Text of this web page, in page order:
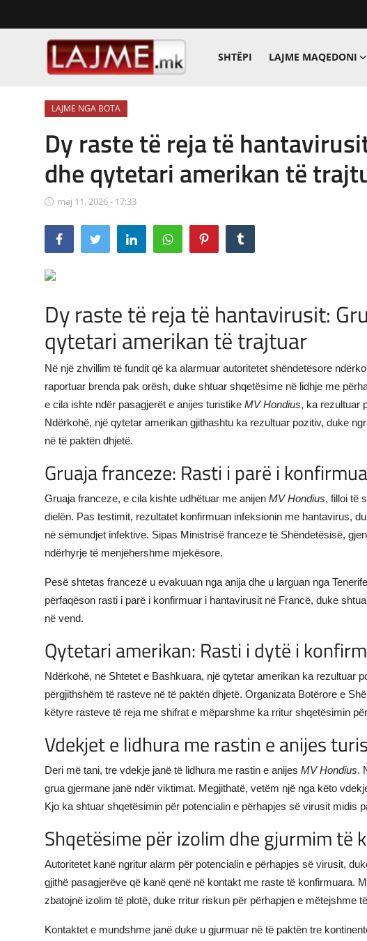
SHTËPI LAJME MAQEDONI
LAJME MAQEDONI
SHQIPERI
KOSOVA
LAJME NGA BOTA
SHOWBIZ
SHENDETI
Shqip
LAJME NGA BOTA
Dy raste të reja të
dhe qytetari amerikan të
maj 11, 2026 - 17:33
Dy raste të reja të hantavirusit:
qytetari amerikan të trajtuar
Në një zhvillim të fundit që ka alarmuar autoritetet shëndetësore
raportuar brenda pak orësh, duke shtuar shqetësime në lidhje me
e cila ishte ndër pasagjerët e anijes turistike MV Hondius, ka rezultuar
Ndërkohë, një qytetar amerikan gjithashtu ka rezultuar pozitiv, duke
në të paktën dhjetë.
Gruaja franceze: Rasti i parë i
Gruaja franceze, e cila kishte udhëtuar me anijen MV Hondius, filloi të
dielën. Pas testimit, rezultatet konfirmuan infeksionin me hantavirus,
në sëmundjet infektive. Sipas Ministrisë franceze të Shëndetësisë,
ndërhyrje të menjëhershme mjekësore.
Pesë shtetas francezë u evakuuan nga anija dhe u larguan nga
përfaqëson rasti i parë i konfirmuar i hantavirusit në Francë, duke
në vend.
Qytetari amerikan: Rasti i dytë i
Ndërkohë, në Shtetet e Bashkuara, një qytetar amerikan ka rezultuar
përgjithshëm të rasteve në të paktën dhjetë. Organizata Botërore e
këtyre rasteve të reja me shifrat e mëparshme ka rritur shqetësimin
Vdekjet e lidhura me rastin e anijes
Deri më tani, tre vdekje janë të lidhura me rastin e anijes MV Hondius.
grua gjermane janë ndër viktimat. Megjithatë, vetëm një nga këto
Kjo ka shtuar shqetësimin për potencialin e përhapjes së virusit midis
Shqetësime për izolim dhe gjurmim të
Autoritetet kanë ngritur alarm për potencialin e përhapjes së virusit,
gjithë pasagjerëve që kanë qenë në kontakt me raste të konfirmuara.
zbatojnë izolim të plotë, duke rritur riskun për përhapjen e mëtejshme
Kontaktet e mundshme janë duke u gjurmuar në të paktën tre